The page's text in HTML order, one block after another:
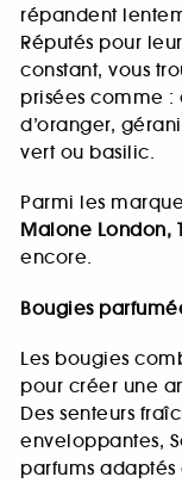
répandent
Réputés pour
constant, vous
prisées comme :
d’oranger,
vert ou basilic.
Parmi les
Malone London,
encore.
Bougies
Les bougies
pour créer une
Des senteurs
enveloppantes,
parfums